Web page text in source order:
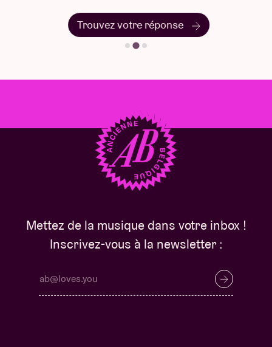
Trouvez votre réponse
Mettez de la musique dans votre inbox !
Inscrivez-vous à la newsletter :